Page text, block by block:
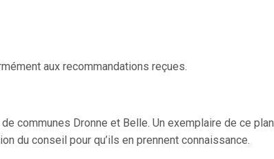
aux recommandations reçues.
communes Dronne et Belle. Un exemplaire de ce plan
du conseil pour qu’ils en prennent connaissance.